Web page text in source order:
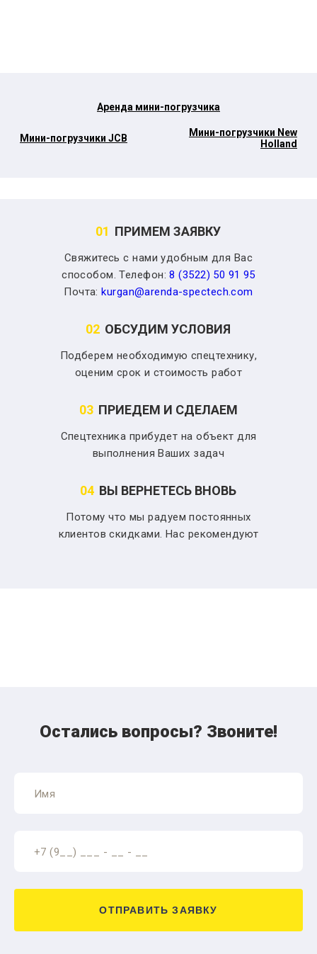
Мини-погрузчики JCB
Аренда мини-погрузчика
Мини-погрузчики New
Holland
01 ПРИМЕМ ЗАЯВКУ
Свяжитесь с нами удобным для Вас
способом. Телефон:8 (3522) 50 91 95
Почта:kurgan@arenda-spectech.com
02 ОБСУДИМ УСЛОВИЯ
Подберем необходимую спецтехнику,
оценим срок и стоимость работ
03 ПРИЕДЕМ И СДЕЛАЕМ
Спецтехника прибудет на объект для
выполнения Ваших задач
04 ВЫ ВЕРНЕТЕСЬ ВНОВЬ
Потому что мы радуем постоянных
клиентов скидками. Нас рекомендуют
Остались вопросы? Звоните!
ОТПРАВИТЬ ЗАЯВКУ